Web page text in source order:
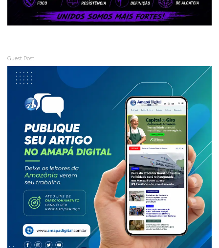
Guest Post